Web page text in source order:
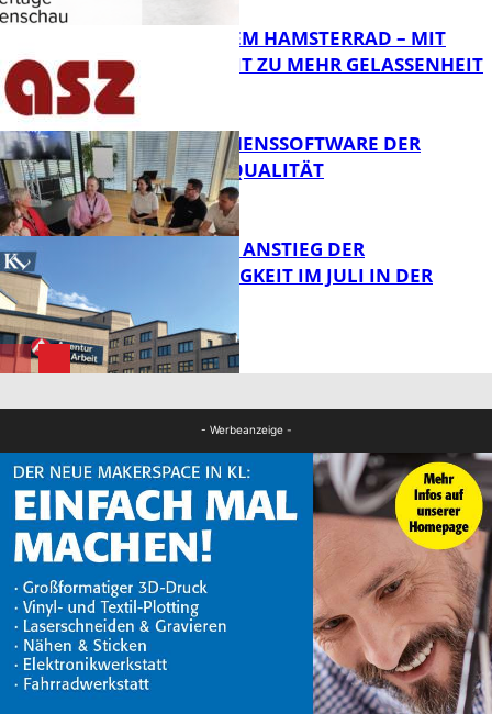
Bildung
Bildung
RAUS AUS DEM HAMSTERRAD – MIT
ACHTSAMKEIT ZU MEHR GELASSENHEIT
FB News
UNTERNEHMENSSOFTWARE DER
HÖCHSTEN QUALITÄT
SAISONALER ANSTIEG DER
ARBEITSLOSIGKEIT IM JULI IN DER
- Werbeanzeige -